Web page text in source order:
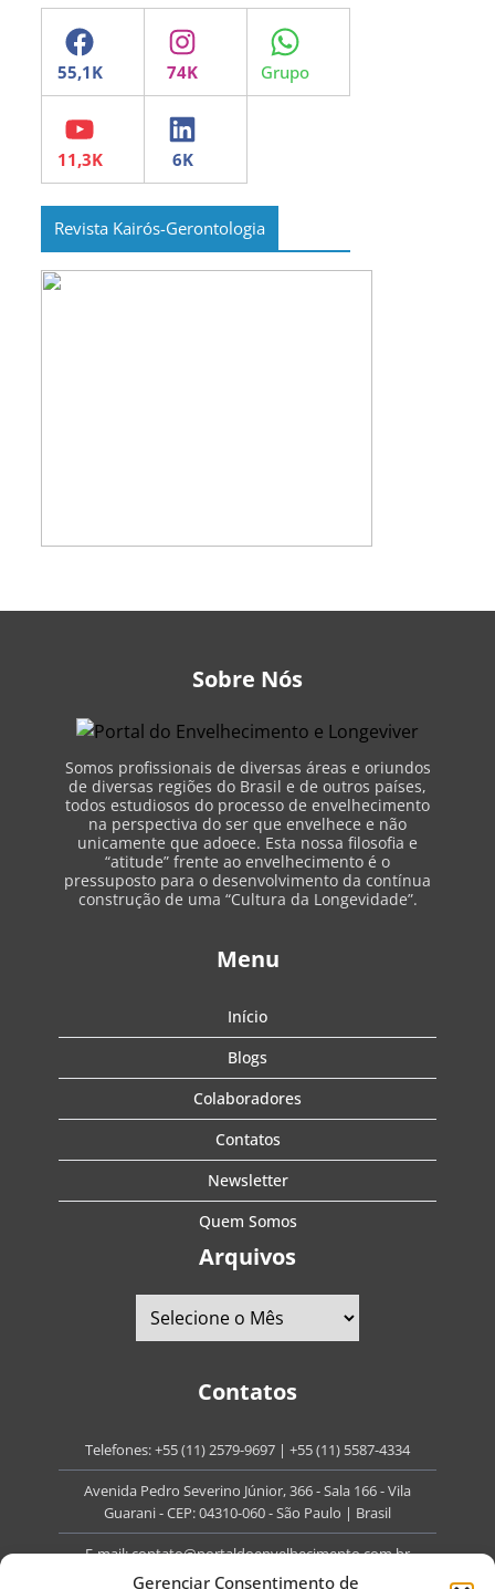
Gerenciar Consentimento de
Facebook Instagram WhatsApp
YouTube LinkedIn
Revista Kairós-Gerontologia
Sobre Nós
Somos profissionais de diversas áreas e oriundos
de diversas regiões do Brasil e de outros países,
todos estudiosos do processo de envelhecimento
na perspectiva do ser que envelhece e não
unicamente que adoece. Esta nossa filosofia e
“atitude” frente ao envelhecimento é o
pressuposto para o desenvolvimento da contínua
construção de uma “Cultura da Longevidade”.
Menu
Início
Blogs
Colaboradores
Contatos
Newsletter
Quem Somos
Arquivos
Contatos
Telefones:+55 (11) 2579-9697 | +55 (11) 5587-4334
Avenida Pedro Severino Júnior, 366 - Sala 166 - Vila
Guarani - CEP: 04310-060 - São Paulo | Brasil
E-mail:contato@portaldoenvelhecimento.com.br